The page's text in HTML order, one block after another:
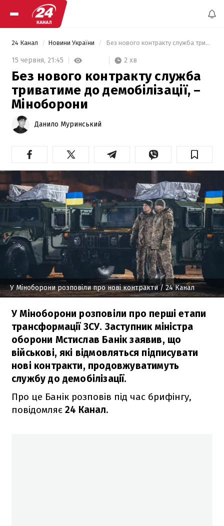
24 Канал Новини України Без нового контракту служба триватиме до демобілізації, – Міноборони
15 червня, 21:45 2 хв
Без нового контракту служба
триватиме до демобілізації, –
Міноборони
Данило Муринський
У Міноборони розповіли про нові контракти/ 24 Канал
У Міноборони розповіли про перші етапи
трансформації ЗСУ. Заступник міністра
оборони Мстислав Банік заявив, що
військові, які відмовляться підписувати
нові контракти, продовжуватимуть
службу до демобілізації.
Про це Банік розповів під час брифінгу,
повідомляє 24 Канал.